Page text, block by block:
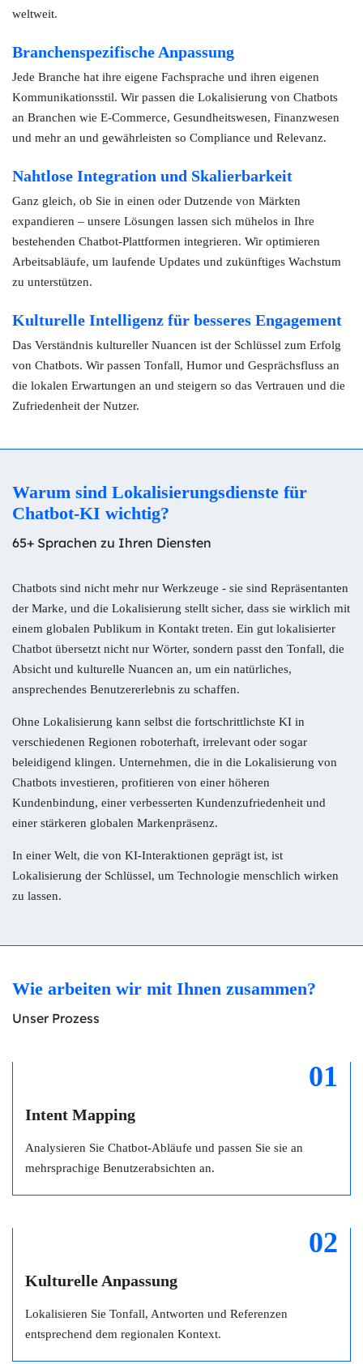
weltweit.
Branchenspezifische Anpassung
Jede Branche hat ihre eigene Fachsprache und ihren eigenen
Kommunikationsstil. Wir passen die Lokalisierung von Chatbots
an Branchen wie E-Commerce, Gesundheitswesen, Finanzwesen
und mehr an und gewährleisten so Compliance und Relevanz.
Nahtlose Integration und Skalierbarkeit
Ganz gleich, ob Sie in einen oder Dutzende von Märkten
expandieren – unsere Lösungen lassen sich mühelos in Ihre
bestehenden Chatbot-Plattformen integrieren. Wir optimieren
Arbeitsabläufe, um laufende Updates und zukünftiges Wachstum
zu unterstützen.
Kulturelle Intelligenz für besseres Engagement
Das Verständnis kultureller Nuancen ist der Schlüssel zum Erfolg
von Chatbots. Wir passen Tonfall, Humor und Gesprächsfluss an
die lokalen Erwartungen an und steigern so das Vertrauen und die
Zufriedenheit der Nutzer.
Warum sind Lokalisierungsdienste für
Chatbot-KI wichtig?
65+ Sprachen zu Ihren Diensten
Chatbots sind nicht mehr nur Werkzeuge - sie sind Repräsentanten
der Marke, und die Lokalisierung stellt sicher, dass sie wirklich mit
einem globalen Publikum in Kontakt treten. Ein gut lokalisierter
Chatbot übersetzt nicht nur Wörter, sondern passt den Tonfall, die
Absicht und kulturelle Nuancen an, um ein natürliches,
ansprechendes Benutzererlebnis zu schaffen.
Ohne Lokalisierung kann selbst die fortschrittlichste KI in
verschiedenen Regionen roboterhaft, irrelevant oder sogar
beleidigend klingen. Unternehmen, die in die Lokalisierung von
Chatbots investieren, profitieren von einer höheren
Kundenbindung, einer verbesserten Kundenzufriedenheit und
einer stärkeren globalen Markenpräsenz.
In einer Welt, die von KI-Interaktionen geprägt ist, ist
Lokalisierung der Schlüssel, um Technologie menschlich wirken
zu lassen.
Wie arbeiten wir mit Ihnen zusammen?
Unser Prozess
01
Intent Mapping
Analysieren Sie Chatbot-Abläufe und passen Sie sie an
mehrsprachige Benutzerabsichten an.
02
Kulturelle Anpassung
Lokalisieren Sie Tonfall, Antworten und Referenzen
entsprechend dem regionalen Kontext.